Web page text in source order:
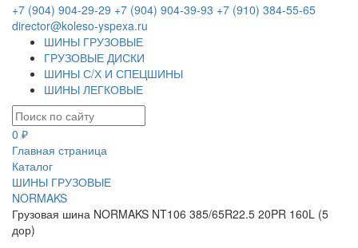
+7 (904) 904-29-29 +7 (904) 904-39-93 +7 (910) 384-55-65
director@koleso-yspexa.ru
ШИНЫ ГРУЗОВЫЕ
ГРУЗОВЫЕ ДИСКИ
ШИНЫ С/Х И СПЕЦШИНЫ
ШИНЫ ЛЕГКОВЫЕ
0 ₽
Главная страница
Каталог
ШИНЫ ГРУЗОВЫЕ
NORMAKS
Грузовая шина NORMAKS NT106 385/65R22.5 20PR 160L (5
дор)